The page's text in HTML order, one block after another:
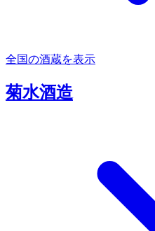
全国の酒蔵を表示
菊水酒造